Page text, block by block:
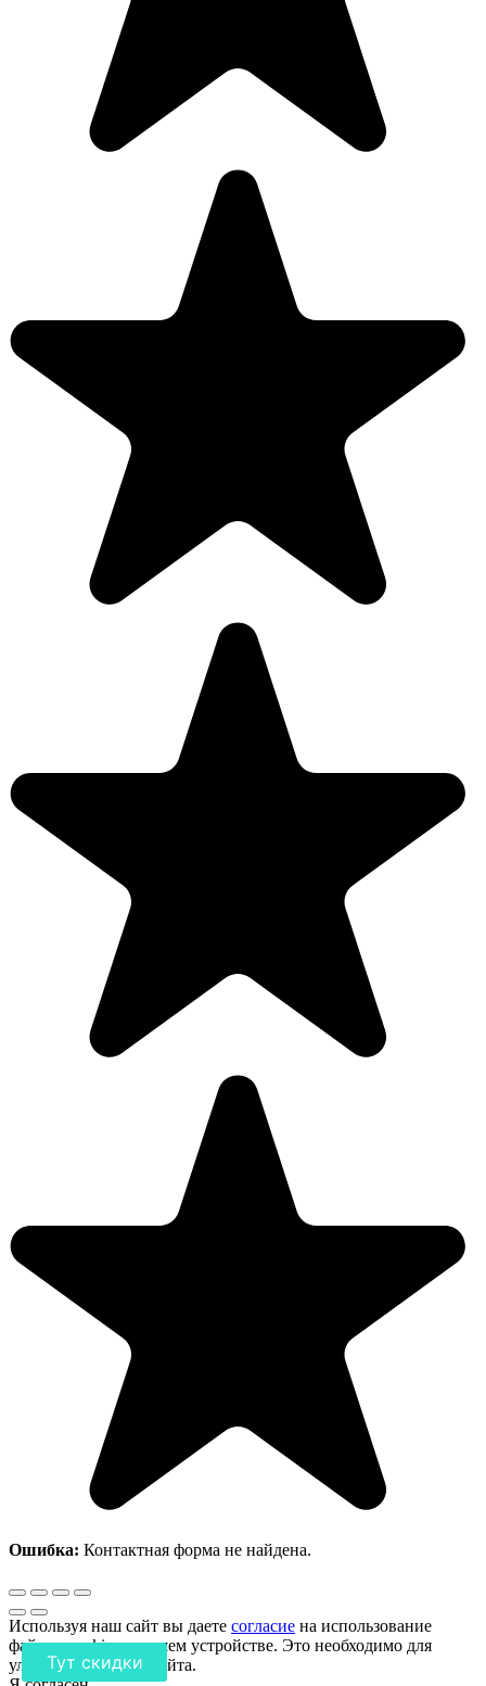
Тут скидки
Ошибка: Контактная форма не найдена.
Используя наш сайт вы даете согласие на использование
файлов cookie на вашем устройстве. Это необходимо для
улучшения работы сайта.